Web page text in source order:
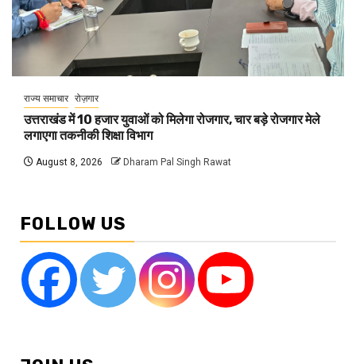
राज्य समाचार रोज़गार
उत्तराखंड में 10 हजार युवाओं को मिलेगा रोजगार, चार बड़े रोजगार मेले
लगाएगा तकनीकी शिक्षा विभाग
August 8, 2026 Dharam Pal Singh Rawat
FOLLOW US